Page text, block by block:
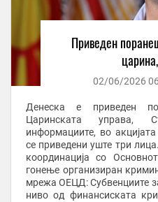
Приведен
02/06/2026
Денеска е приведен
Царинската управа,
информациите, во
се приведени уште три
координација со
гонење организиран криминал и
мрежа ОЕЦД: Субвенциите
ниво од финансиската